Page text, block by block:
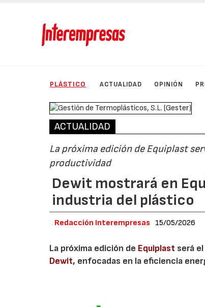
PLÁSTICO ACTUALIDAD OPINIÓN
ACTUALIDAD
La próxima edición de Equiplast
productividad
Dewit mostrará en
industria del plástico
Redacción Interempresas 15/05/2026
La próxima edición de Equiplast será
Dewit, enfocadas en la eficiencia